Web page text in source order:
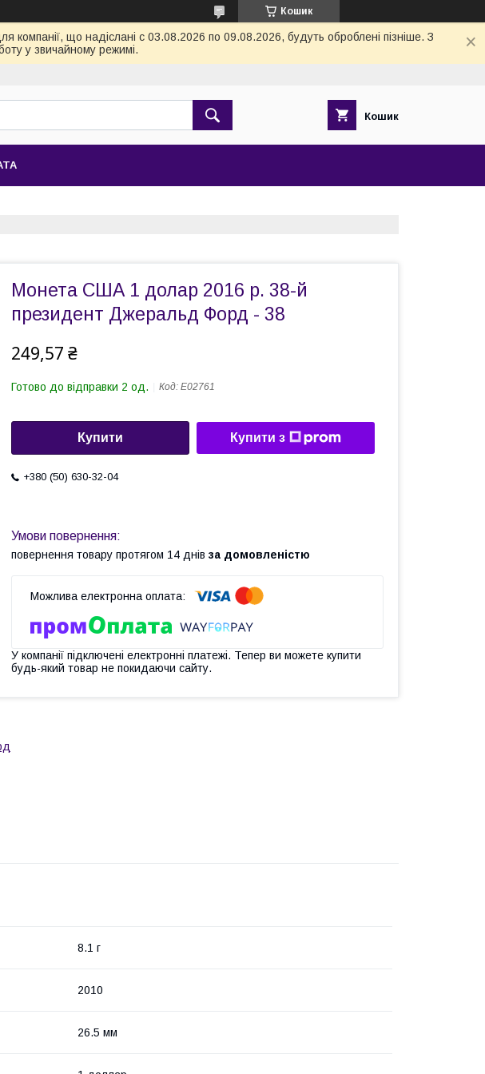
Кошик
компанії, що надіслані с 03.08.2026 по 09.08.2026, будуть оброблені пізніше. З
у звичайному режимі.
Кошик
Монета США 1 долар 2016 р. 38-й
президент Джеральд Форд - 38
249,57 ₴
Готово до відправки 2 од. Код: Е02761
Купити Купити з
+380 (50) 630-32-04
повернення товару протягом 14 днів за домовленістю
У компанії підключені електронні платежі. Тепер ви можете купити
будь-який товар не покидаючи сайту.
8.1 г
2010
26.5 мм